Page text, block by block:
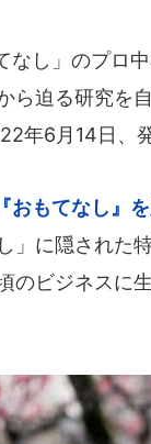
なし」のプロ
ら迫る研究を
年6月14日、
おもてなし』
」に隠された
のビジネスに